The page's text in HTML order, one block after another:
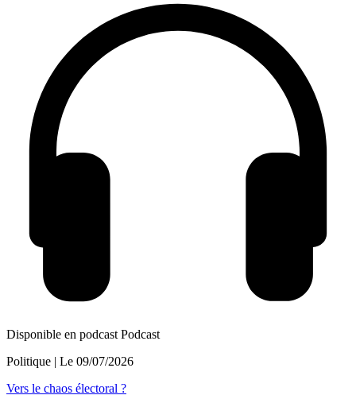
Disponible en podcast Podcast
Politique | Le 09/07/2026
Vers le chaos électoral ?